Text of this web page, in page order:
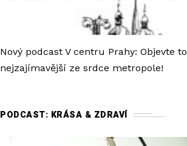
Nový podcast V centru Prahy: Objevte to
nejzajímavější ze srdce metropole!
PODCAST: KRÁSA & ZDRAVÍ